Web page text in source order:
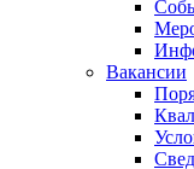
Вакансии